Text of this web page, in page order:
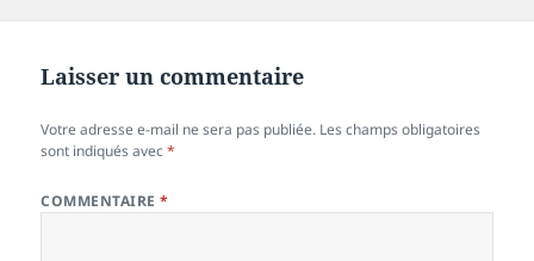
Laisser un commentaire
Votre adresse e-mail ne sera pas publiée. Les champs obligatoires
sont indiqués avec*
COMMENTAIRE*